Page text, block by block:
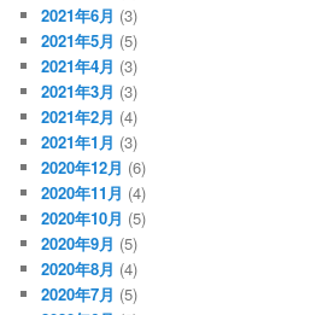
2021年6月 (3)
2021年5月 (5)
2021年4月 (3)
2021年3月 (3)
2021年2月 (4)
2021年1月 (3)
2020年12月 (6)
2020年11月 (4)
2020年10月 (5)
2020年9月 (5)
2020年8月 (4)
2020年7月 (5)